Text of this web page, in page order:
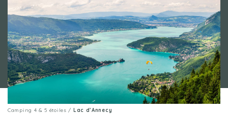
Camping 4 & 5 étoiles / Lac d’Annecy
CAMPING LAC D'ANNECY : LA FERME DE LA
LAC D’ANNECY